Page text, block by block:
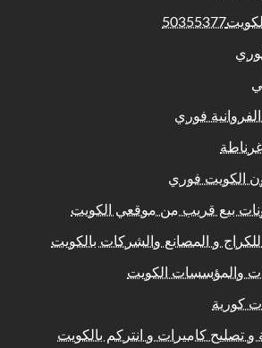
فوري
الكويت فوري
بيع قريب من موقعي الكويت
و المصانع والشركات بالكويت
والمؤسسات الكويت
كورية
تصليح كاميرات و انتركم بالكويت